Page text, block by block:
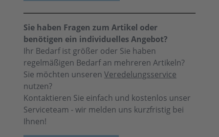
Sie haben Fragen zum Artikel oder
benötigen ein individuelles Angebot?
Ihr Bedarf ist größer oder Sie haben
regelmäßigen Bedarf an mehreren Artikeln?
Sie möchten unseren Veredelungsservice
nutzen?
Kontaktieren Sie einfach und kostenlos unser
Serviceteam - wir melden uns kurzfristig bei
Ihnen!